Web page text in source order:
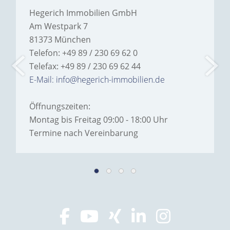
Hegerich Immobilien GmbH
Am Westpark 7
81373 München
Telefon: +49 89 / 230 69 62 0
Telefax: +49 89 / 230 69 62 44
E-Mail: info@hegerich-immobilien.de
Öffnungszeiten:
Montag bis Freitag 09:00 - 18:00 Uhr
Termine nach Vereinbarung